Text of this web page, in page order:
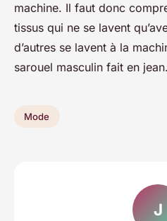
machine. Il faut donc
tissus qui ne se lavent
d’autres se lavent à la
sarouel masculin fait en jean.
Mode
J